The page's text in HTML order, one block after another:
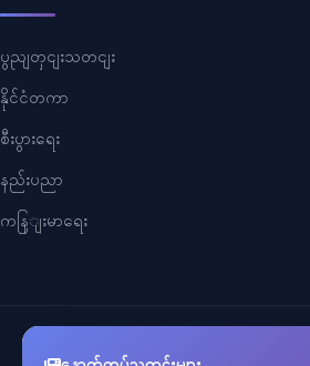
ပွညျတှငျးသတငျး
နိုင်ငံတကာ
စီးပွားရေး
နည်းပညာ
ကနြျးမာရေး